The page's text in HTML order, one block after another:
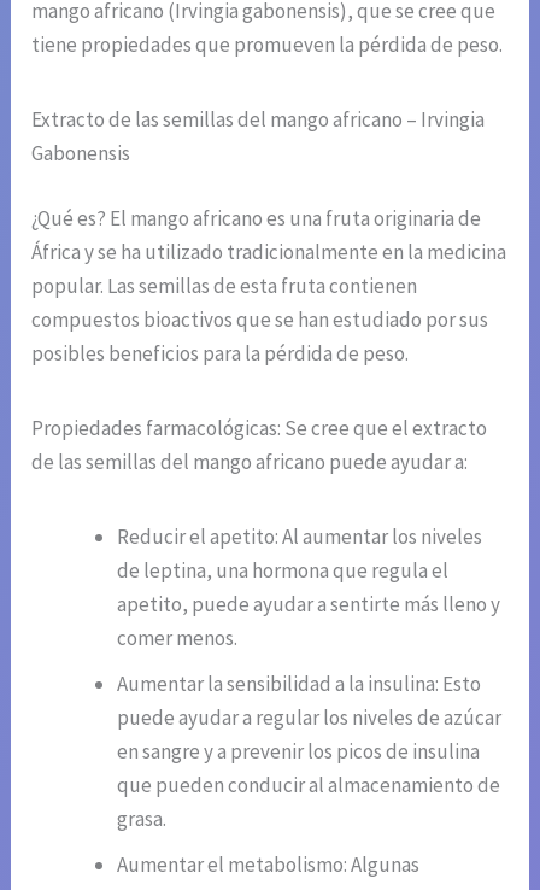
mango africano (Irvingia gabonensis), que se cree que
tiene propiedades que promueven la pérdida de peso.
Extracto de las semillas del mango africano – Irvingia
Gabonensis
¿Qué es? El mango africano es una fruta originaria de
África y se ha utilizado tradicionalmente en la medicina
popular. Las semillas de esta fruta contienen
compuestos bioactivos que se han estudiado por sus
posibles beneficios para la pérdida de peso.
Propiedades farmacológicas: Se cree que el extracto
de las semillas del mango africano puede ayudar a:
Reducir el apetito: Al aumentar los niveles
de leptina, una hormona que regula el
apetito, puede ayudar a sentirte más lleno y
comer menos.
Aumentar la sensibilidad a la insulina: Esto
puede ayudar a regular los niveles de azúcar
en sangre y a prevenir los picos de insulina
que pueden conducir al almacenamiento de
grasa.
Aumentar el metabolismo: Algunas